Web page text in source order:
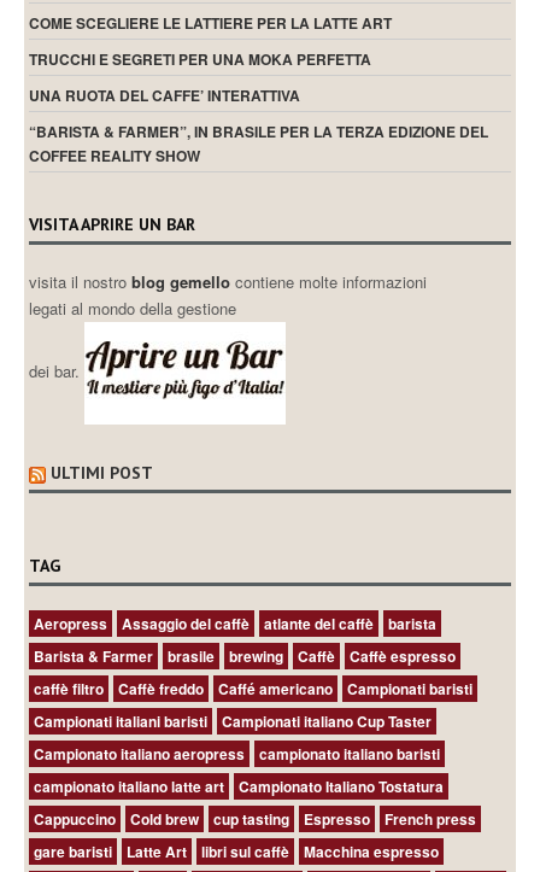
COME SCEGLIERE LE LATTIERE PER LA LATTE ART
TRUCCHI E SEGRETI PER UNA MOKA PERFETTA
UNA RUOTA DEL CAFFE’ INTERATTIVA
“BARISTA & FARMER”, IN BRASILE PER LA TERZA EDIZIONE DEL
COFFEE REALITY SHOW
VISITA APRIRE UN BAR
visita il nostroblog gemellocontiene molte informazioni
legati al mondo della gestione
dei bar.
ULTIMI POST
TAG
Aeropress Assaggio del caffè atlante del caffè
barista
Barista & Farmer
brasile brewing Caffè
Caffè espresso
caffè filtro
Caffè freddo Caffé americano
Campionati baristi
Campionati italiani baristi
Campionati italiano Cup Taster
Campionato italiano aeropress
campionato italiano baristi
campionato italiano latte art
Campionato Italiano Tostatura
Cappuccino
Cold brew cup tasting Espresso
French press
gare baristi
Latte Art libri sul caffè
Macchina espresso